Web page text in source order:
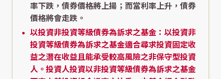
率下跌，債券價格將上揚；而當利率上升，債券
價格將會走跌。
以投資非投資等級債券為訴求之基金：以投資非
投資等級債券為訴求之基金適合尋求投資固定收
益之潛在收益且能承受較高風險之非保守型投資
人。投資人投資以非投資等級債券為訴求之基金